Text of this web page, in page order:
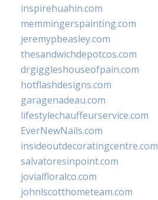
inspirehuahin.com
memmingerspainting.com
jeremypbeasley.com
thesandwichdepotcos.com
drgiggleshouseofpain.com
hotflashdesigns.com
garagenadeau.com
lifestylechauffeurservice.com
EverNewNails.com
insideoutdecoratingcentre.com
salvatoresinpoint.com
jovialfloralco.com
johnlscotthometeam.com